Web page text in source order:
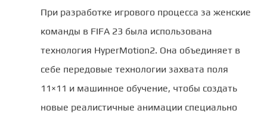
При разработке игрового процесса за женские
команды в FIFA 23 была использована
технология HyperMotion2. Она объединяет в
себе передовые технологии захвата поля
11×11 и машинное обучение, чтобы создать
новые реалистичные анимации специально